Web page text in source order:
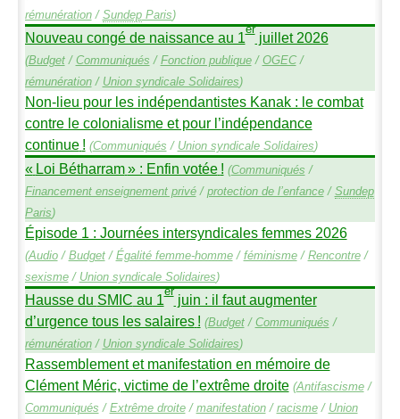
rémunération/ SundepParis)
Nouveau congé de naissance au 1erjuillet 2026
(Budget/ Communiqués / Fonction publique/ OGEC/
rémunération/ Union syndicale Solidaires)
Non-lieu pour les indépendantistes Kanak : le combat
contre le colonialisme et pour l’indépendance
continue ! (Communiqués / Union syndicale Solidaires)
« Loi Bétharram» : Enfin votée ! (Communiqués /
Financement enseignement privé/ protection de l’enfance/ Sundep
Paris)
Épisode 1 : Journées intersyndicales femmes 2026
(Audio/ Budget/ Égalité femme-homme/ féminisme/ Rencontre/
sexisme/ Union syndicale Solidaires)
Hausse du SMIC au 1erjuin : il faut augmenter
d’urgence tous les salaires ! (Budget/ Communiqués /
rémunération/ Union syndicale Solidaires)
Rassemblement et manifestation en mémoire de
Clément Méric, victime de l’extrême droite (Antifascisme/
Communiqués / Extrême droite/ manifestation/ racisme/ Union